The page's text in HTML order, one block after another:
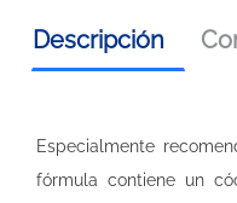
Descripción
Especialmente
fórmula contiene un